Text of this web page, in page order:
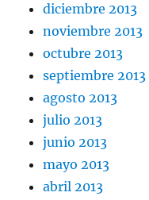
diciembre 2013
noviembre 2013
octubre 2013
septiembre 2013
agosto 2013
julio 2013
junio 2013
mayo 2013
abril 2013